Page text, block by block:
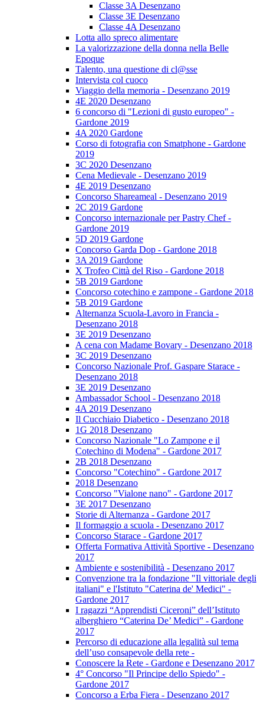
Classe 3A Desenzano
Classe 3E Desenzano
Classe 4A Desenzano
Lotta allo spreco alimentare
La valorizzazione della donna nella Belle
Epoque
Talento, una questione di cl@sse
Intervista col cuoco
Viaggio della memoria - Desenzano 2019
4E 2020 Desenzano
6 concorso di "Lezioni di gusto europeo" -
Gardone 2019
4A 2020 Gardone
Corso di fotografia con Smatphone - Gardone
2019
3C 2020 Desenzano
Cena Medievale - Desenzano 2019
4E 2019 Desenzano
Concorso Shareameal - Desenzano 2019
2C 2019 Gardone
Concorso internazionale per Pastry Chef -
Gardone 2019
5D 2019 Gardone
Concorso Garda Dop - Gardone 2018
3A 2019 Gardone
X Trofeo Città del Riso - Gardone 2018
5B 2019 Gardone
Concorso cotechino e zampone - Gardone 2018
5B 2019 Gardone
Alternanza Scuola-Lavoro in Francia -
Desenzano 2018
3E 2019 Desenzano
A cena con Madame Bovary - Desenzano 2018
3C 2019 Desenzano
Concorso Nazionale Prof. Gaspare Starace -
Desenzano 2018
3E 2019 Desenzano
Ambassador School - Desenzano 2018
4A 2019 Desenzano
Il Cucchiaio Diabetico - Desenzano 2018
1G 2018 Desenzano
Concorso Nazionale "Lo Zampone e il
Cotechino di Modena" - Gardone 2017
2B 2018 Desenzano
Concorso "Cotechino" - Gardone 2017
2018 Desenzano
Concorso "Vialone nano" - Gardone 2017
3E 2017 Desenzano
Storie di Alternanza - Gardone 2017
Il formaggio a scuola - Desenzano 2017
Concorso Starace - Gardone 2017
Offerta Formativa Attività Sportive - Desenzano
2017
Ambiente e sostenibilità - Desenzano 2017
Convenzione tra la fondazione "Il vittoriale degli
italiani" e l'Istituto "Caterina de' Medici" -
Gardone 2017
I ragazzi “Apprendisti Ciceroni” dell’Istituto
alberghiero “Caterina De’ Medici” - Gardone
2017
Percorso di educazione alla legalità sul tema
dell’uso consapevole della rete -
Conoscere la Rete - Gardone e Desenzano 2017
4° Concorso "Il Principe dello Spiedo" -
Gardone 2017
Concorso a Erba Fiera - Desenzano 2017